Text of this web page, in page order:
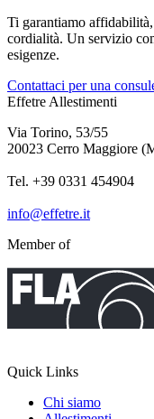
Ti garantiamo
cordialità. Un servizio
esigenze.
Contattaci per una
Effetre Allestimenti
Via Torino, 53/55
20023 Cerro Maggiore
Tel. +39 0331 454904
info@effetre.it
Member of
Quick Links
Chi siamo